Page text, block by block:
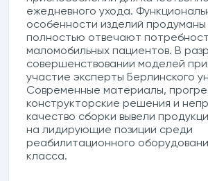
ежедневного ухода.
особенности изделий
полностью отвечают
маломобильных пациентов. В
совершенствовании моделей
участие эксперты Берлинского
Современные материалы,
конструкторские решения и
качество сборки вывели
на лидирующие позиции среди
реабилитационного
класса.